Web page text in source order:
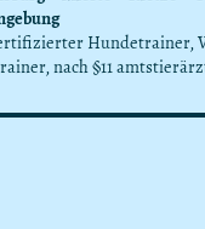
Hundetrainer,
nach §11